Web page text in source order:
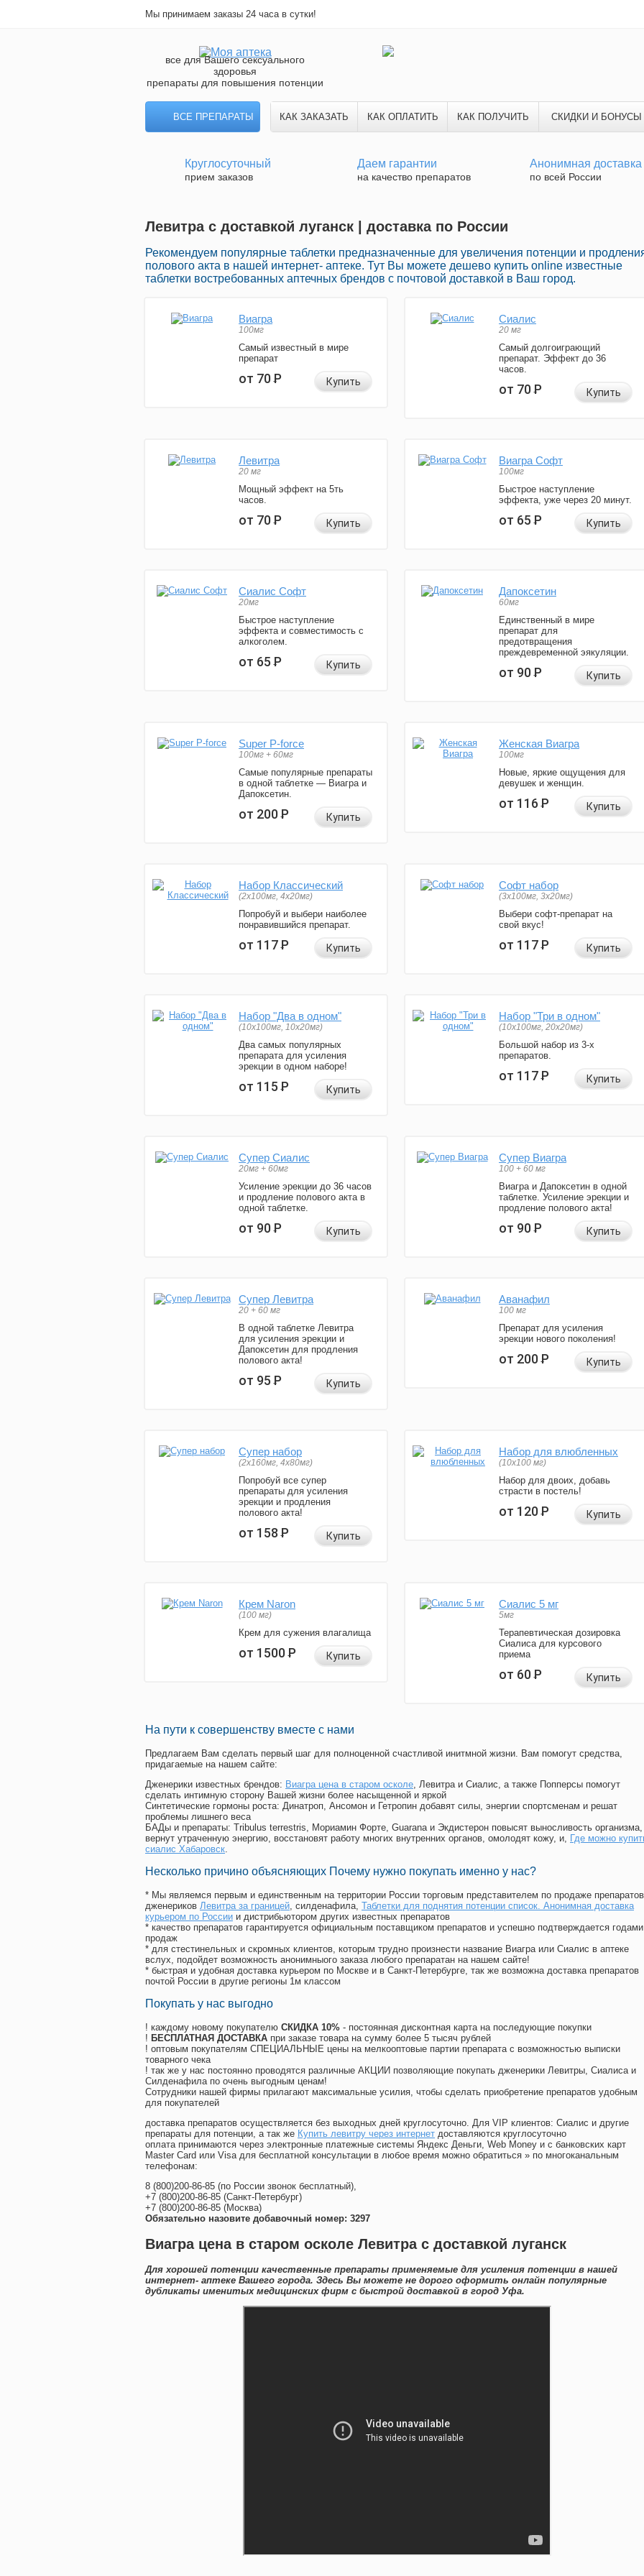
Мы принимаем заказы 24 часа в сутки!
все для Вашего сексуального
здоровья
препараты для повышения потенции
ВСЕ ПРЕПАРАТЫ КАК ЗАКАЗАТЬ КАК ОПЛАТИТЬ КАК ПОЛУЧИТЬ СКИДКИ И БОНУСЫ
Круглосуточный
прием заказов
Даем гарантии
на качество препаратов
Анонимная доставка
по всей России
Левитра с доставкой луганск | доставка по России
Рекомендуем популярные таблетки предназначенные для увеличения потенции и
полового акта в нашей интернет- аптеке. Тут Вы можете дешево купить online известные
таблетки востребованных аптечных брендов с почтовой доставкой в Ваш город.
Виагра
100мг
Самый известный в мире
препарат
от 70Р Купить
Сиалис
20 мг
Самый долгоиграющий
препарат. Эффект до 36
часов.
от 70Р Купить
Левитра
20 мг
Мощный эффект на 5ть
часов.
от 70Р Купить
Виагра Софт
100мг
Быстрое наступление
эффекта, уже через 20 минут.
от 65Р Купить
Сиалис Софт
20мг
Быстрое наступление
эффекта и совместимость с
алкоголем.
от 65Р Купить
Дапоксетин
60мг
Единственный в мире
препарат для
предотвращения
преждевременной эякуляции.
от 90Р Купить
Super P-force
100мг + 60мг
Самые популярные препараты
в одной таблетке — Виагра и
Дапоксетин.
от 200Р Купить
Женская Виагра
100мг
Новые, яркие ощущения для
девушек и женщин.
от 116Р Купить
Набор Классический
(2x100мг, 4x20мг)
Попробуй и выбери наиболее
понравившийся препарат.
от 117Р Купить
Софт набор
(3x100мг, 3x20мг)
Выбери софт-препарат на
свой вкус!
от 117Р Купить
Набор "Два в одном"
(10x100мг, 10x20мг)
Два самых популярных
препарата для усиления
эрекции в одном наборе!
от 115Р Купить
Набор "Три в одном"
(10x100мг, 20x20мг)
Большой набор из 3-х
препаратов.
от 117Р Купить
Супер Сиалис
20мг + 60мг
Усиление эрекции до 36 часов
и продление полового акта в
одной таблетке.
от 90Р Купить
Супер Виагра
100 + 60 мг
Виагра и Дапоксетин в одной
таблетке. Усиление эрекции и
продление полового акта!
от 90Р Купить
Супер Левитра
20 + 60 мг
В одной таблетке Левитра
для усиления эрекции и
Дапоксетин для продления
полового акта!
от 95Р Купить
Аванафил
100 мг
Препарат для усиления
эрекции нового поколения!
от 200Р Купить
Супер набор
(2х160мг, 4х80мг)
Попробуй все супер
препараты для усиления
эрекции и продления
полового акта!
от 158Р Купить
Набор для влюбленных
(10х100 мг)
Набор для двоих, добавь
страсти в постель!
от 120Р Купить
Крем Naron
(100 мг)
Крем для сужения влагалища
от 1500Р Купить
Сиалис 5 мг
5мг
Терапевтическая дозировка
Сиалиса для курсового
приема
от 60Р Купить
На пути к совершенству вместе с нами
Предлагаем Вам сделать первый шаг для полноценной счастливой инитмной жизни. Вам помогут средства,
придагаемые на нашем сайте:
Дженерики известных брендов: Виагра цена в старом осколе, Левитра и Сиалис, а также Попперсы помогут
сделать интимную сторону Вашей жизни более насыщенной и яркой
Синтетические гормоны роста: Динатроп, Ансомон и Гетропин добавят силы, энергии спортсменам и решат
проблемы лишнего веса
БАДы и препараты: Tribulus terrestris, Мориамин Форте, Guarana и Экдистерон повысят выносливость организма,
вернут утраченную энергию, восстановят работу многих внутренних органов, омолодят кожу, и, Где можно
сиалис Хабаровск.
Несколько причино объясняющих Почему нужно покупать именно у нас?
* Мы являемся первым и единственным на территории России торговым представителем по продаже препаратов
дженериков Левитра за границей, силденафила, Таблетки для поднятия потенции список. Анонимная доставка
курьером по России и дистрибьютором других известных препаратов
* качество препаратов гарантируется официальным поставщиком препаратов и успешно подтверждается годами
продаж
* для стестинельных и скромных клиентов, которым трудно произнести название Виагра или Сиалис в аптеке
вслух, подойдет возможность анонимныого заказа любого препаратан на нашем сайте!
* быстрая и удобная доставка курьером по Москве и в Санкт-Петербурге, так же возможна доставка препаратов
почтой России в другие регионы 1м классом
Покупать у нас выгодно
! каждому новому покупателю СКИДКА 10% - постоянная дисконтная карта на последующие покупки
! БЕСПЛАТНАЯ ДОСТАВКА при заказе товара на сумму более 5 тысяч рублей
! оптовым покупателям СПЕЦИАЛЬНЫЕ цены на мелкооптовые партии препарата с возможностью выписки
товарного чека
! так же у нас постоянно проводятся различные АКЦИИ позволяющие покупать дженерики Левитры, Сиалиса и
Силденафила по очень выгодным ценам!
Cотрудники нашей фирмы прилагают максимальные усилия, чтобы сделать приобретение препаратов удобным
для покупателей
доставка препаратов осуществляется без выходных дней круглосуточно. Для VIP клиентов: Сиалис и другие
препараты для потенции, а так же Купить левитру через интернет доставляются круглосуточно
оплата принимаются через электронные платежные системы Яндекс Деньги, Web Money и с банковских карт
Master Card или Visa для бесплатной консультации в любое время можно обратиться » по многоканальным
телефонам:
8 (800)200-86-85 (по России звонок бесплатный),
+7 (800)200-86-85 (Санкт-Петербург)
+7 (800)200-86-85 (Москва)
Обязательно назовите добавочный номер: 3297
Виагра цена в старом осколе Левитра с доставкой луганск
Для хорошей потенции качественные препараты применяемые для усиления потенции в нашей
интернет- аптеке Вашего города. Здесь Вы можете не дорого оформить онлайн популярные
дубликаты именитых медицинских фирм с быстрой доставкой в город Уфа.